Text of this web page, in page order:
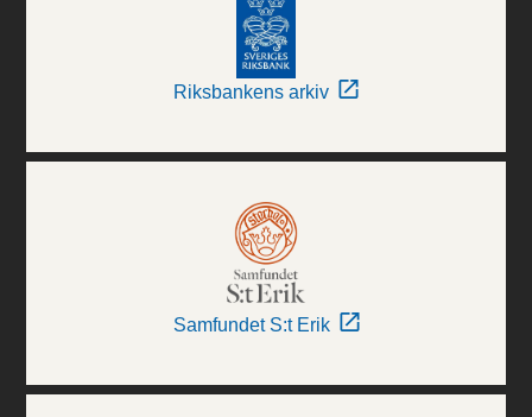
Riksbankens arkiv
Samfundet S:t Erik